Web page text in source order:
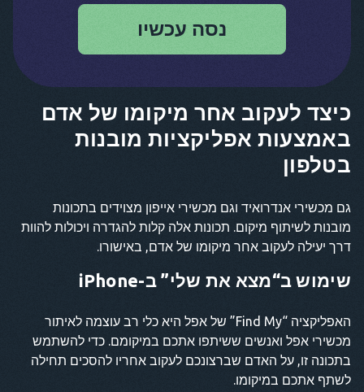
נסה עכשיו
כיצד לעקוב אחר מיקומו של אדם
באמצעות אפליקציות מובנות
בטלפון
גם מכשירי אנדרואיד וגם מכשירי אייפון מצוידים בתכונות
מובנות לשיתוף מיקום. תכונות אלה קלות להגדרה ויכולות להוות
דרך יעילה לעקוב אחר מיקומו של אדם, באישורו.
שימוש ב“מצא את שלי” ב-iPhone
האפליקציה “Find My” של אפל היא כלי רב עוצמה לאיתור
מכשירי אפל ואנשים ששיתפו אתכם במיקומם. כדי להשתמש
בתכונה זו, על האדם שברצונכם לעקוב אחריו להסכים תחילה
לשתף אתכם במיקומו.